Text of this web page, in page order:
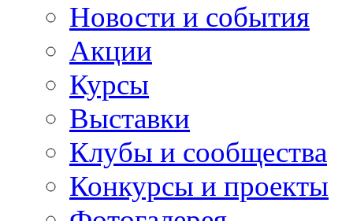
Новости и события
Акции
Курсы
Выставки
Клубы и сообщества
Конкурсы и проекты